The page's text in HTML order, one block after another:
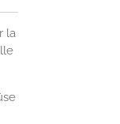
la